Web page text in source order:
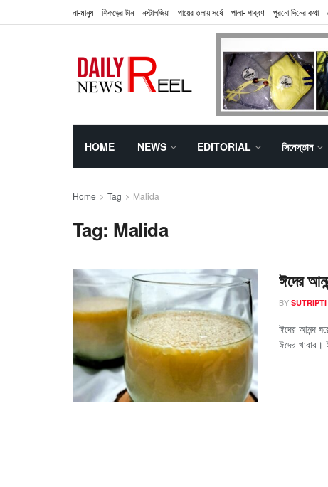
না-মানুষ শিকড়ের টান নস্টালজিয়া পায়ের তলায় সর্ষে পালা- পাব্বণ পুরনো দিনের কথা
HOME NEWS EDITORIAL সিনেস্তান
Home Tag Malida
Tag: Malida
ঈদের
BY
ঈদের আনন্দ
ঈদের খাবার।